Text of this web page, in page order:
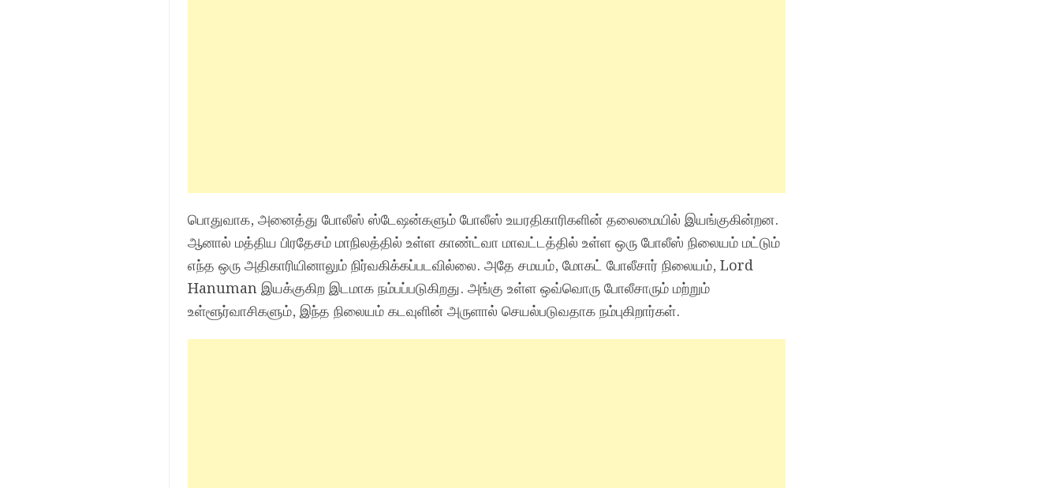
பொதுவாக, அனைத்து போலீஸ் ஸ்டேஷன்களும் போலீஸ் உயரதிகாரிகளின் தலைமையில் இயங்குகின்றன.
ஆனால் மத்திய பிரதேசம் மாநிலத்தில் உள்ள காண்ட்வா மாவட்டத்தில் உள்ள ஒரு போலீஸ் நிலையம் மட்டும்
எந்த ஒரு அதிகாரியினாலும் நிர்வகிக்கப்படவில்லை. அதே சமயம், மோகட் போலீசார் நிலையம், Lord
Hanuman இயக்குகிற இடமாக நம்பப்படுகிறது. அங்கு உள்ள ஒவ்வொரு போலீசாரும் மற்றும்
உள்ளூர்வாசிகளும், இந்த நிலையம் கடவுளின் அருளால் செயல்படுவதாக நம்புகிறார்கள்.